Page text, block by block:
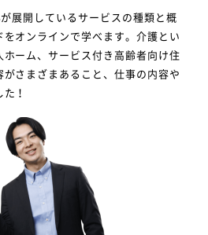
展開しているサービスの種類と概
オンラインで学べます。介護とい
ホーム、サービス付き高齢者向け住
さまざまあること、仕事の内容や
！